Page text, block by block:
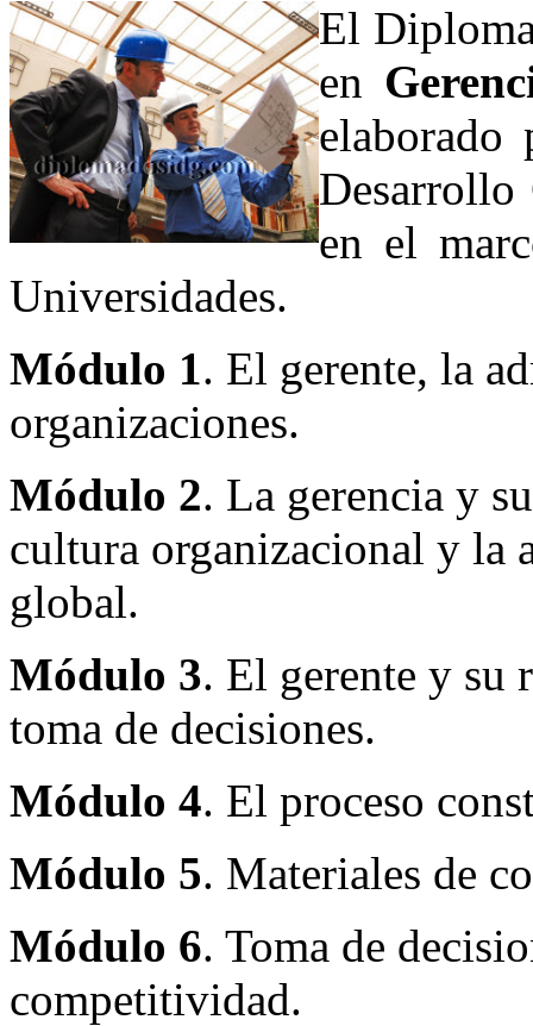
El
en
elaborado
Desarrollo
en el
Universidades.
Módulo 1. El gerente, la
organizaciones.
Módulo 2. La gerencia y
cultura organizacional y la
global.
Módulo 3. El gerente y su
toma de decisiones.
Módulo 4. El proceso
Módulo 5. Materiales de
Módulo 6. Toma de
competitividad.